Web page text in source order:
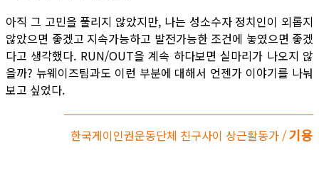
아직 그 고민을 풀리지 않았지만, 나는 성소수자 정치인이 외롭지
않았으면 좋겠고 지속가능하고 발전가능한 조건에 놓였으면 좋겠
다고 생각했다. RUN/OUT을 계속 하다보면 실마리가 나오지 않
을까? 뉴웨이즈팀과도 이런 부분에 대해서 언젠가 이야기를 나눠
보고 싶었다.
한국게이인권운동단체 친구사이 상근활동가 /기용